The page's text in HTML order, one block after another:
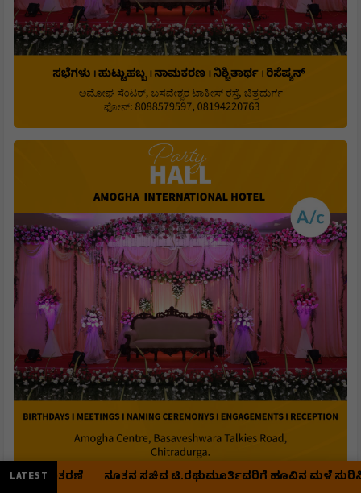
LATEST
ನೂತನ ಸಚಿವ ಟಿ.ರಘುಮೂರ್ತಿವರಿಗೆ ಹೂವಿನ ಮಳೆ ಸುರಿಸಿ ಸ್ವಾಗತ